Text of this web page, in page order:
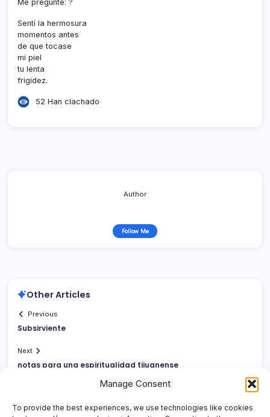
Manage Consent
To provide the best experiences, we use technologies like cookies
Me pregunté: ?
Sentí­ la hermosura
momentos antes
de que tocase
mi piel
tu lenta
frigidez.
52 Han clachado
Author
Follow Me
Other Articles
Previous
Subsirviente
Next
notas para una espiritualidad tijuanense